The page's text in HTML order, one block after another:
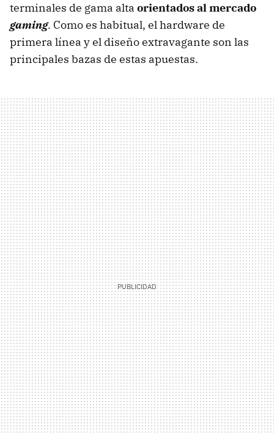
terminales de gama alta orientados al mercado
gaming. Como es habitual, el hardware de
primera línea y el diseño extravagante son las
principales bazas de estas apuestas.